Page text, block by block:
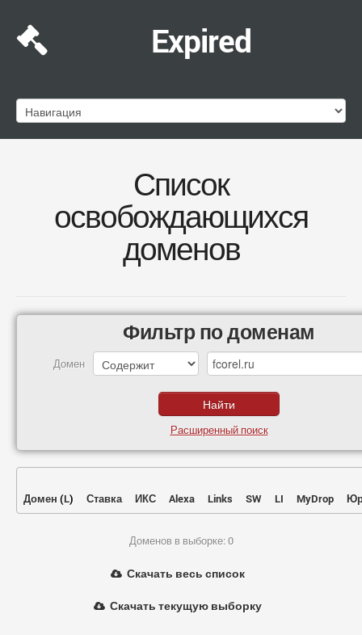
Expired
Список
освобождающихся
доменов
Фильтр по доменам
Домен
Расширенный поиск
Домен (L) Ставка ИКС Alexa Links SW LI MyDrop
Доменов в выборке: 0
Скачать весь список
Скачать текущую выборку